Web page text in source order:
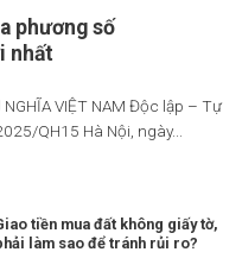
phương số
nhất
NGHĨA VIỆT NAM Độc lập – Tự
QH15 Hà Nội, ngày...
tiền mua đất không giấy tờ,
làm sao để tránh rủi ro?